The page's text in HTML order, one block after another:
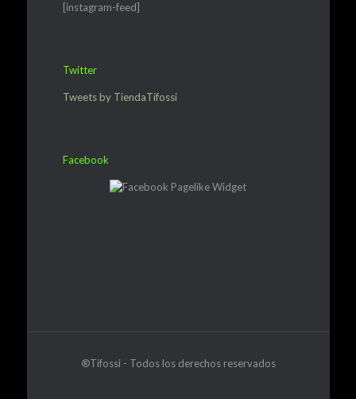
[instagram-feed]
Twitter
Tweets by TiendaTifossi
Facebook
®Tifossi - Todos los derechos reservados